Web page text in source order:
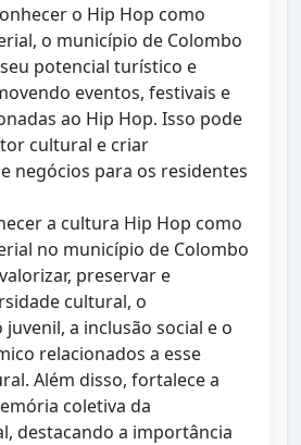
o Hip Hop como
o município de Colombo
potencial turístico e
eventos, festivais e
ao Hip Hop. Isso pode
cultural e criar
negócios para os residentes
a cultura Hip Hop como
no município de Colombo
preservar e
cultural, o
a inclusão social e o
relacionados a esse
Além disso, fortalece a
coletiva da
destacando a importância